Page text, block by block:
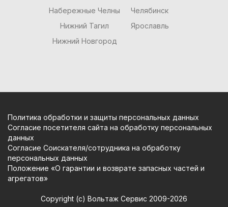
Набережные Челны
Нижний Тагил
Нижний Новгород
Челябинск
Ярославль
Политика обработки и защиты персональных данных
Согласие посетителя сайта на обработку персональных
данных
Согласие Соискателя/сотрудника на обработку
персональных данных
Положение «О гарантии и возврате запасных частей и
агрегатов»
Copyright (c) Вольтаж Сервис 2009-2026